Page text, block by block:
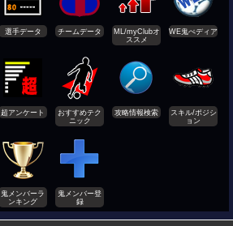
選手データ チームデータ
ML/myClubオ
ススメ
WE鬼ぺディア
超アンケート
おすすめテク
ニック
攻略情報検索
スキル/ポジシ
ョン
鬼メンバーラ
ンキング
鬼メンバー登
録